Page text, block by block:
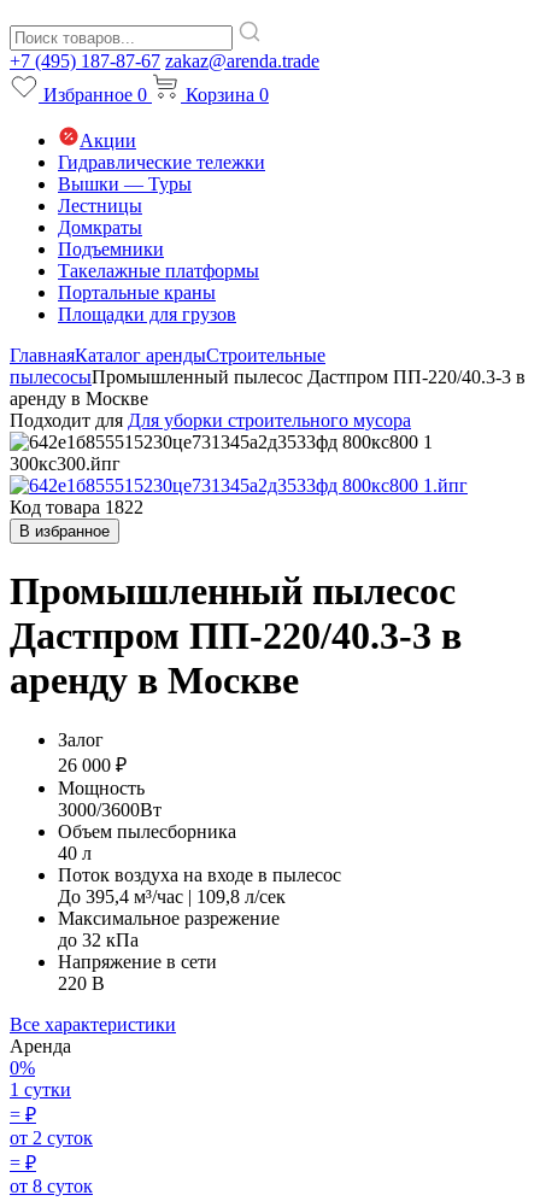
+7 (495) 187-87-67 zakaz@arenda.trade
Избранное 0 Корзина 0
Акции
Гидравлические тележки
Вышки — Туры
Лестницы
Домкраты
Подъемники
Такелажные платформы
Портальные краны
Площадки для грузов
ГлавнаяКаталог арендыСтроительные
пылесосыПромышленный пылесос Дастпром ПП-220/40.3-3 в
аренду в Москве
Подходит для Для уборки строительного мусора
Код товара 1822
В избранное
Промышленный пылесос
Дастпром ПП-220/40.3-3 в
аренду в Москве
Залог
26 000 ₽
Мощность
3000/3600Вт
Объем пылесборника
40 л
Поток воздуха на входе в пылесос
До 395,4 м³/час | 109,8 л/сек
Максимальное разрежение
до 32 кПа
Напряжение в сети
220 В
Все характеристики
Аренда
0%
1 сутки
= ₽
от 2 суток
= ₽
от 8 суток